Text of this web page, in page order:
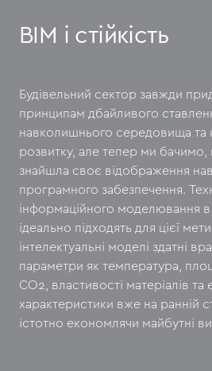
BIM і стійкість
Будівельний сектор завжди
принципам дбайливого
навколишнього середовища та
розвитку, але тепер ми бачимо,
знайшла своє відображення
програмного забезпечення.
інформаційного моделювання в
ідеально підходять для цієї
інтелектуальні моделі здатні
параметри як температура,
CO2, властивості матеріалів та
характеристики вже на ранній
істотно економлячи майбутні